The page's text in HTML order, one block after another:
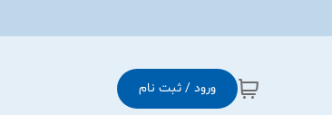
ورود / ثبت نام